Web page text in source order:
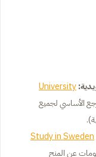
University
الأساسي لجميع
Study in Sweden
عن المنح